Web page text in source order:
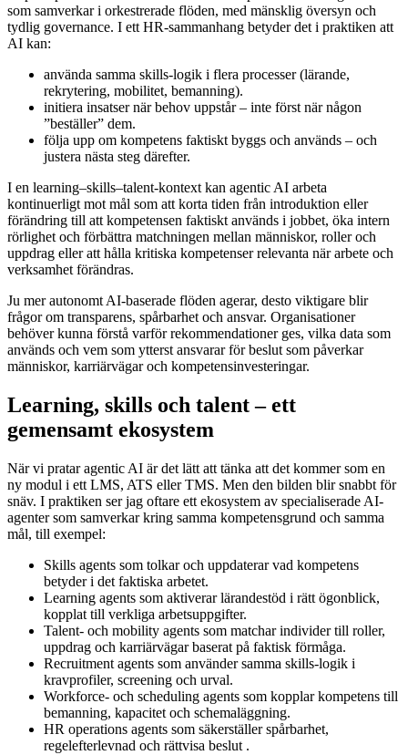
som samverkar i orkestrerade flöden, med mänsklig översyn och
tydlig governance. I ett HR-sammanhang betyder det i praktiken att
AI kan:
använda samma skills-logik i flera processer (lärande,
rekrytering, mobilitet, bemanning).
initiera insatser när behov uppstår – inte först när någon
”beställer” dem.
följa upp om kompetens faktiskt byggs och används – och
justera nästa steg därefter.
I en learning–skills–talent-kontext kan agentic AI arbeta
kontinuerligt mot mål som att korta tiden från introduktion eller
förändring till att kompetensen faktiskt används i jobbet, öka intern
rörlighet och förbättra matchningen mellan människor, roller och
uppdrag eller att hålla kritiska kompetenser relevanta när arbete och
verksamhet förändras.
Ju mer autonomt AI-baserade flöden agerar, desto viktigare blir
frågor om transparens, spårbarhet och ansvar. Organisationer
behöver kunna förstå varför rekommendationer ges, vilka data som
används och vem som ytterst ansvarar för beslut som påverkar
människor, karriärvägar och kompetensinvesteringar.
Learning, skills och talent – ett
gemensamt ekosystem
När vi pratar agentic AI är det lätt att tänka att det kommer som en
ny modul i ett LMS, ATS eller TMS. Men den bilden blir snabbt för
snäv. I praktiken ser jag oftare ett ekosystem av specialiserade AI-
agenter som samverkar kring samma kompetensgrund och samma
mål, till exempel:
Skills agents som tolkar och uppdaterar vad kompetens
betyder i det faktiska arbetet.
Learning agents som aktiverar lärandestöd i rätt ögonblick,
kopplat till verkliga arbetsuppgifter.
Talent- och mobility agents som matchar individer till roller,
uppdrag och karriärvägar baserat på faktisk förmåga.
Recruitment agents som använder samma skills-logik i
kravprofiler, screening och urval.
Workforce- och scheduling agents som kopplar kompetens till
bemanning, kapacitet och schemaläggning.
HR operations agents som säkerställer spårbarhet,
regelefterlevnad och rättvisa beslut .